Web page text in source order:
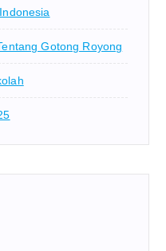
Gotong Royong